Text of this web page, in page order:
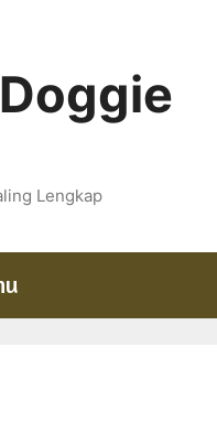
Lengkap